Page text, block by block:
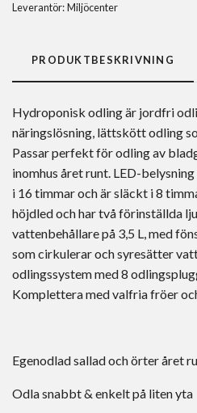
Leverantör:Miljöcenter
PRODUKTBESKRIVNING
Hydroponisk odling är jordfri
näringslösning, lättskött odling
Passar perfekt för odling av
inomhus året runt. LED-
i 16 timmar och är släckt i 8
höjdled och har två förinställda
vattenbehållare på 3,5 L, med
som cirkulerar och syresätter
odlingssystem med 8
Komplettera med valfria fröer
Egenodlad sallad och örter året
Odla snabbt & enkelt på liten yta